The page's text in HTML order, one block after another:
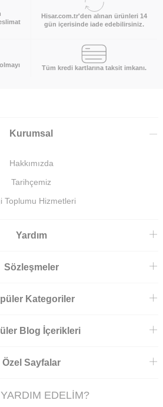
Hisar.com.tr'den alınan ürünleri 14
gün içerisinde iade edebilirsiniz.
Tüm kredi kartlarına taksit imkanı.
Kurumsal
Hakkımızda
Tarihçemiz
Toplumu Hizmetleri
Yardım
Sözleşmeler
Kategoriler
Blog İçerikleri
Özel Sayfalar
EDELİM?